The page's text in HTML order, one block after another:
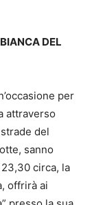
DEL
per
attraverso
del
sanno
circa, la
offrirà ai